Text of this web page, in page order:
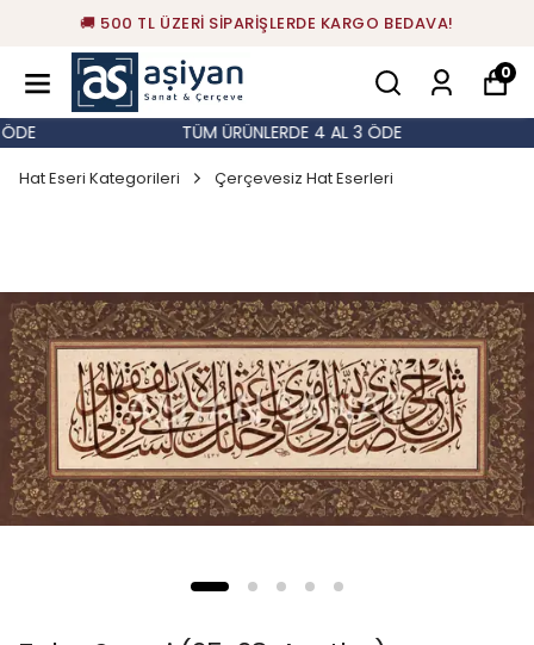
🚚 500 TL ÜZERİ SİPARİŞLERDE KARGO BEDAVA!
0
TÜM ÜRÜNLERDE 4 AL 3 ÖDE
Hat Eseri Kategorileri Çerçevesiz Hat Eserleri